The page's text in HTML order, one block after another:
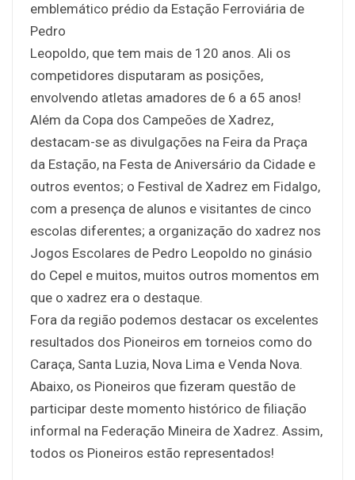
emblemático prédio da Estação Ferroviária de
Pedro
Leopoldo, que tem mais de 120 anos. Ali os
competidores disputaram as posições,
envolvendo atletas amadores de 6 a 65 anos!
Além da Copa dos Campeões de Xadrez,
destacam-se as divulgações na Feira da Praça
da Estação, na Festa de Aniversário da Cidade e
outros eventos; o Festival de Xadrez em Fidalgo,
com a presença de alunos e visitantes de cinco
escolas diferentes; a organização do xadrez nos
Jogos Escolares de Pedro Leopoldo no ginásio
do Cepel e muitos, muitos outros momentos em
que o xadrez era o destaque.
Fora da região podemos destacar os excelentes
resultados dos Pioneiros em torneios como do
Caraça, Santa Luzia, Nova Lima e Venda Nova.
Abaixo, os Pioneiros que fizeram questão de
participar deste momento histórico de filiação
informal na Federação Mineira de Xadrez. Assim,
todos os Pioneiros estão representados!